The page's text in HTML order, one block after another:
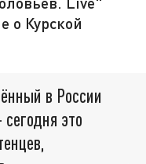
о Курской
в России
это